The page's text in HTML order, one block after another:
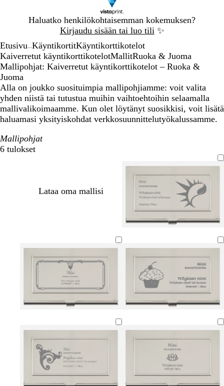
Haluatko henkilökohtaisemman kokemuksen?
Kirjaudu sisään tai luo tili ✨
1
Etusivu KäyntikortitKäyntikorttikotelot
Kaiverretut käyntikorttikotelotMallitRuoka & Juoma
Mallipohjat: Kaiverretut käyntikorttikotelot – Ruoka &
Juoma
Alla on joukko suosituimpia mallipohjiamme: voit valita
yhden niistä tai tutustua muihin vaihtoehtoihin selaamalla
mallivalikoimaamme. Kun olet löytänyt suosikkisi, voit lisätä
haluamasi yksityiskohdat verkkosuunnittelutyökalussamme.
Mallipohjat
6 tulokset
Suodattimet
Lataa oma mallisi